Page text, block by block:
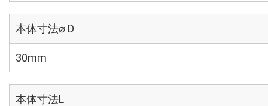
本体寸法⌀ D
30mm
本体寸法L